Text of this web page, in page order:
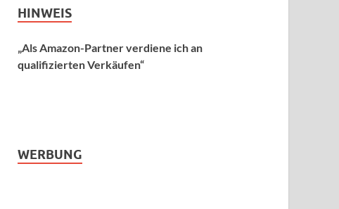
HINWEIS
„Als Amazon-Partner verdiene ich an
qualifizierten Verkäufen“
WERBUNG